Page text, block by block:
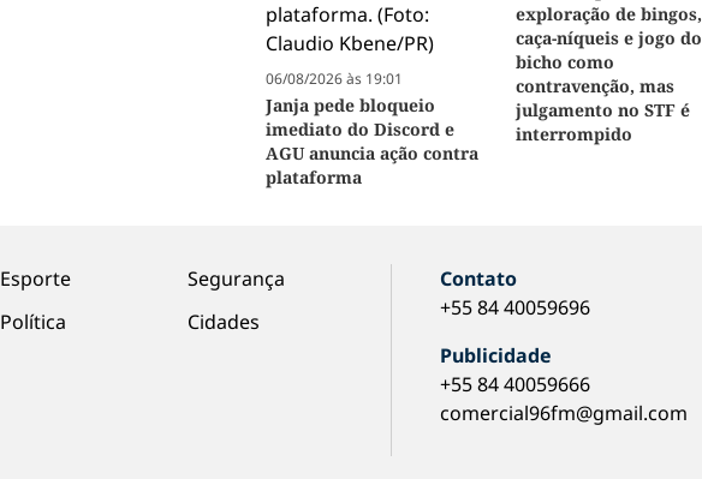
06/08/2026 às 19:01
Janja pede bloqueio
imediato do Discord e
AGU anuncia ação contra
plataforma
exploração de bingos,
caça-níqueis e jogo do
bicho como
contravenção, mas
julgamento no STF é
interrompido
Esporte
Política
Segurança
Cidades
Contato
+55 84 40059696
Publicidade
+55 84 40059666
comercial96fm@gmail.com